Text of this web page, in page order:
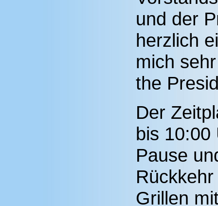
und der
herzlich
mich
the
Der
bis 10:00
Pause
Grillen